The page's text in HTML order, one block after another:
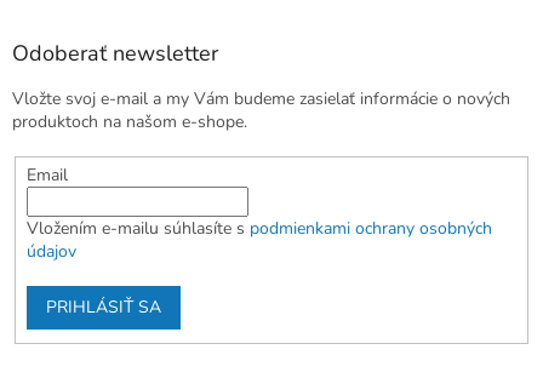
Odoberať newsletter
Vložte svoj e-mail a my Vám budeme zasielať informácie o nových
produktoch na našom e-shope.
Email
Vložením e-mailu súhlasíte s podmienkami ochrany osobných
údajov
PRIHLÁSIŤ SA